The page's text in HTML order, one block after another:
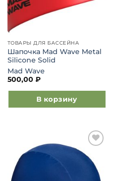
товара.
ТОВАРЫ ДЛЯ БАССЕЙНА
Шапочка Mad Wave Metal
Silicone Solid
Mad Wave
500,00 ₽
В корзину
Добавить
в список
желаний